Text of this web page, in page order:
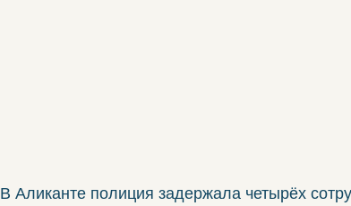
В Аликанте полиция задержала четырёх